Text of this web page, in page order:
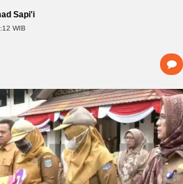
Sapi'i
WIB